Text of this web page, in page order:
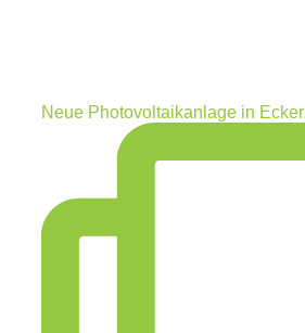
Neue Photovoltaikanlage in